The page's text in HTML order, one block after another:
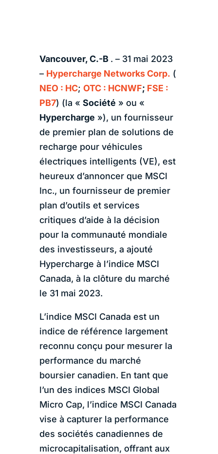
Vancouver, C.-B . – 31 mai 2023
– Hypercharge Networks Corp. (
NEO : HC; OTC : HCNWF; FSE :
PB7) (la « Société » ou «
Hypercharge »), un fournisseur
de premier plan de solutions de
recharge pour véhicules
électriques intelligents (VE), est
heureux d’annoncer que MSCI
Inc., un fournisseur de premier
plan d’outils et services
critiques d’aide à la décision
pour la communauté mondiale
des investisseurs, a ajouté
Hypercharge à l’indice MSCI
Canada, à la clôture du marché
le 31 mai 2023.
L’indice MSCI Canada est un
indice de référence largement
reconnu conçu pour mesurer la
performance du marché
boursier canadien. En tant que
l’un des indices MSCI Global
Micro Cap, l’indice MSCI Canada
vise à capturer la performance
des sociétés canadiennes de
microcapitalisation, offrant aux